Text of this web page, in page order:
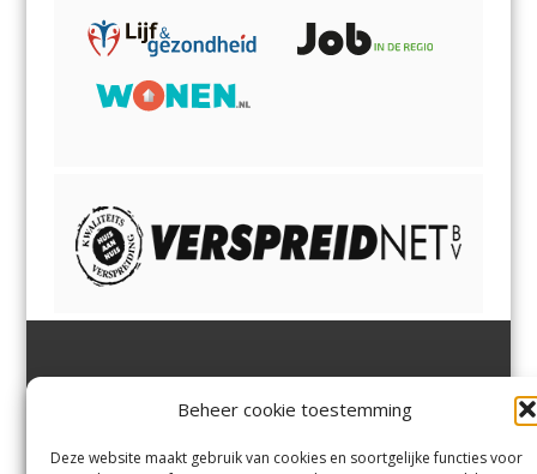
Beheer cookie toestemming
Deze website maakt gebruik van cookies en soortgelijke functies voor
Margadantstraat 34
0255-533900
Velserbroek,Velsen-Zuid,
Zuid,Driehuisen